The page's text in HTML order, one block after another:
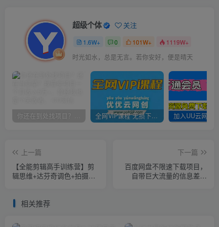
超级个体 关注
1.6W+ 0 101W+ 1119W+
时光如水，总是无言。若你安好，便是晴天
你还在到处找项目？还在当韭菜？我靠卖项目一个月收入5万+，曾经我也是个失败者。 全网VIP课程 无损下载~
上一篇
【全能剪辑高手训练营】剪
辑思维+达芬奇调色+拍摄技
下一篇
百度网盘不限速下载项目，
自带巨大流量的信息差项
相关推荐